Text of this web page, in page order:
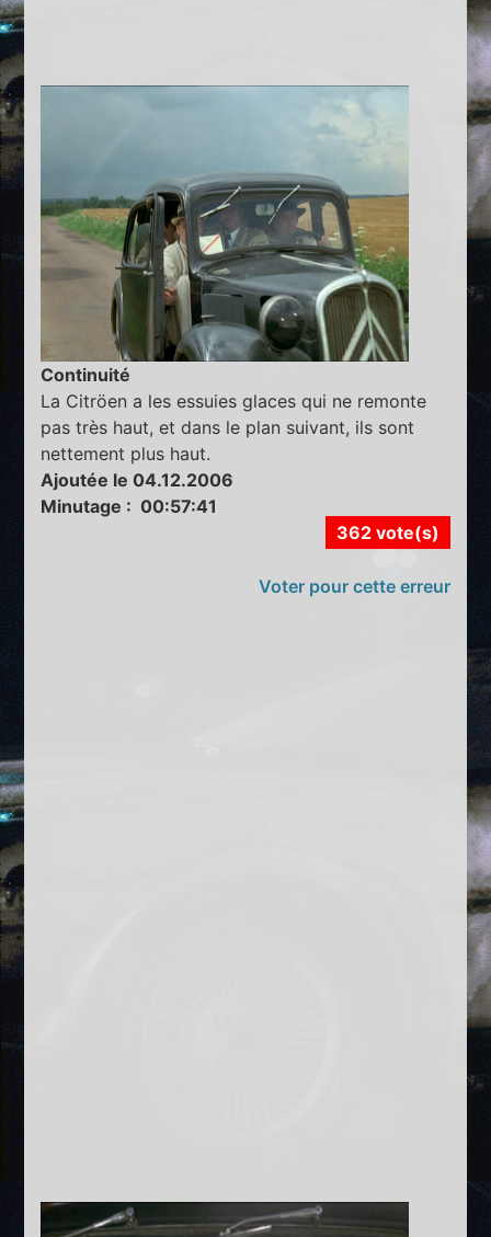
Continuité
La Citröen a les essuies glaces qui ne remonte
pas très haut, et dans le plan suivant, ils sont
nettement plus haut.
Ajoutée le 04.12.2006
Minutage : 00:57:41
362 vote(s)
Voter pour cette erreur